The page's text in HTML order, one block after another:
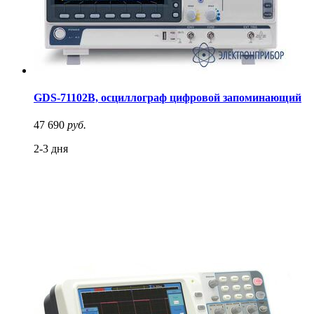
GDS-71102B, осциллограф цифровой запоминающий
47 690 руб.
2-3 дня